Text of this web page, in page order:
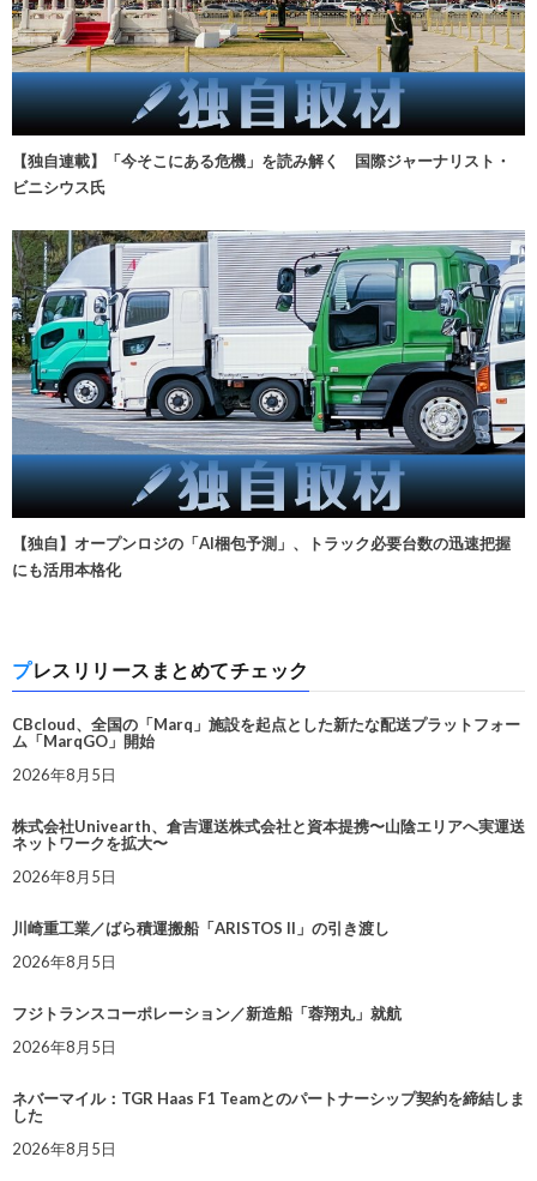
【独自連載】「今そこにある危機」を読み解く 国際ジャーナリスト・
ビニシウス氏
【独自】オープンロジの「AI梱包予測」、トラック必要台数の迅速把握
にも活用本格化
プレスリリースまとめてチェック
CBcloud、全国の「Marq」施設を起点とした新たな配送プラットフォー
ム「MarqGO」開始
2026年8月5日
株式会社Univearth、倉吉運送株式会社と資本提携〜山陰エリアへ実運送
ネットワークを拡大〜
2026年8月5日
川崎重工業／ばら積運搬船「ARISTOS II」の引き渡し
2026年8月5日
フジトランスコーポレーション／新造船「蓉翔丸」就航
2026年8月5日
ネバーマイル：TGR Haas F1 Teamとのパートナーシップ契約を締結しま
した
2026年8月5日